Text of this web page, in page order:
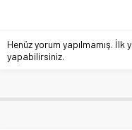
Henüz yorum yapılmamış. İlk
yapabilirsiniz.